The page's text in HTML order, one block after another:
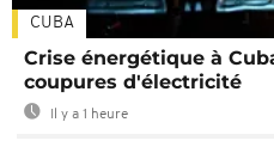
CUBA
Crise énergétique à
coupures d'électricité
Il y a 1 heure